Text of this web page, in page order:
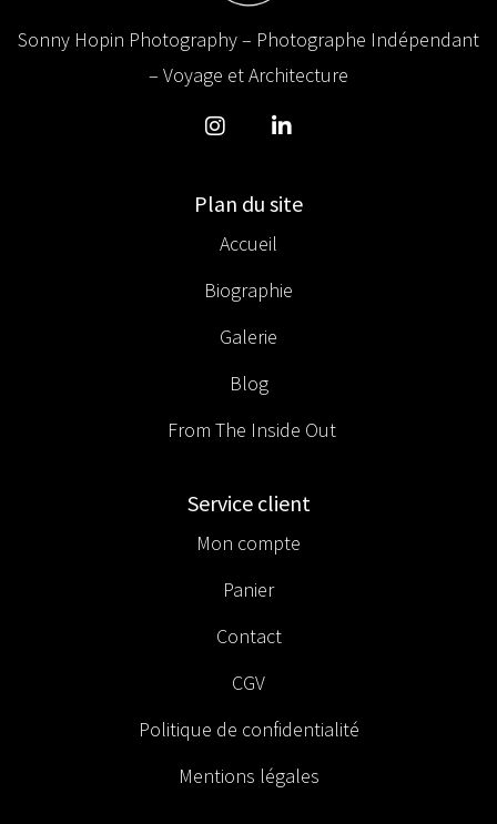
Sonny Hopin Photography – Photographe Indépendant
– Voyage et Architecture
Plan du site
Accueil
Biographie
Galerie
Blog
From The Inside Out
Service client
Mon compte
Panier
Contact
CGV
Politique de confidentialité
Mentions légales